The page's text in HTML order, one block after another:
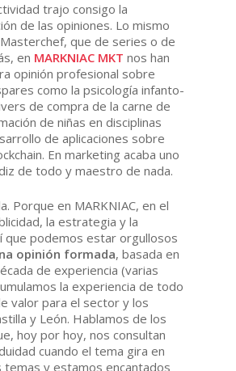
trajo consigo la
de las opiniones. Lo mismo
que de series o de
en MARKNIAC MKT nos han
opinión profesional sobre
como la psicología infanto-
de compra de la carne de
de niñas en disciplinas
de aplicaciones sobre
En marketing acaba uno
de todo y maestro de nada.
Porque en MARKNIAC, en el
la estrategia y la
que podemos estar orgullosos
opinión formada, basada en
de experiencia (varias
la experiencia de todo
valor para el sector y los
y León. Hablamos de los
hoy por hoy, nos consultan
cuando el tema gira en
y estamos encantados